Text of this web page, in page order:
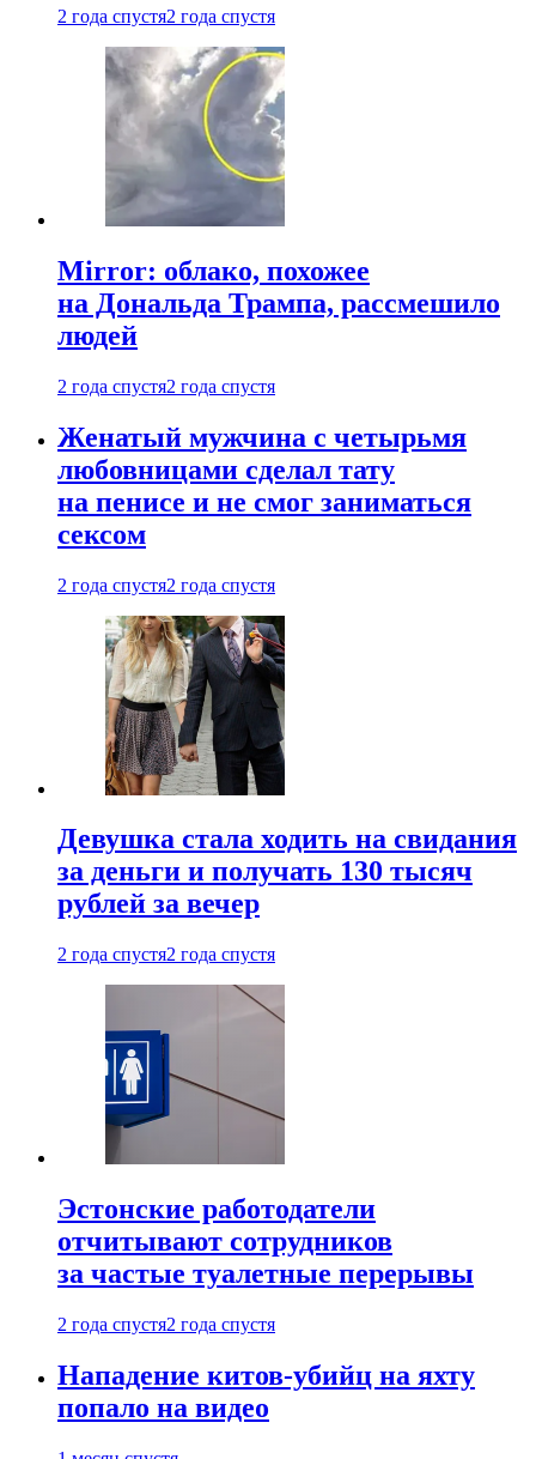
2 года спустя2 года спустя
Mirror: облако, похожее
на Дональда Трампа, рассмешило
людей
2 года спустя2 года спустя
Женатый мужчина с четырьмя
любовницами сделал тату
на пенисе и не смог заниматься
сексом
2 года спустя2 года спустя
Девушка стала ходить на свидания
за деньги и получать 130 тысяч
рублей за вечер
2 года спустя2 года спустя
Эстонские работодатели
отчитывают сотрудников
за частые туалетные перерывы
2 года спустя2 года спустя
Нападение китов-убийц на яхту
попало на видео